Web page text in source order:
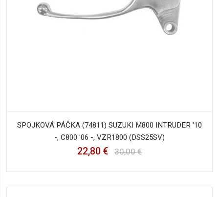
SPOJKOVÁ PÁČKA (74811) SUZUKI M800 INTRUDER '10
-, C800 '06 -, VZR1800 (DSS25SV)
22,80 € 30,00 €